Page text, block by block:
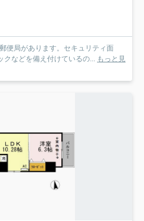
便局があります。セキュリティ面
クなどを備え付けているの... もっと見